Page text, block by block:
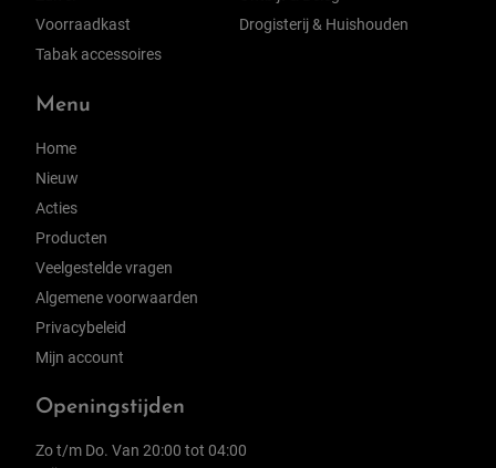
Voorraadkast
Tabak accessoires
Drogisterij & Huishouden
Menu
Home
Nieuw
Acties
Producten
Veelgestelde vragen
Algemene voorwaarden
Privacybeleid
Mijn account
Openingstijden
Zo t/m Do. Van 20:00 tot 04:00